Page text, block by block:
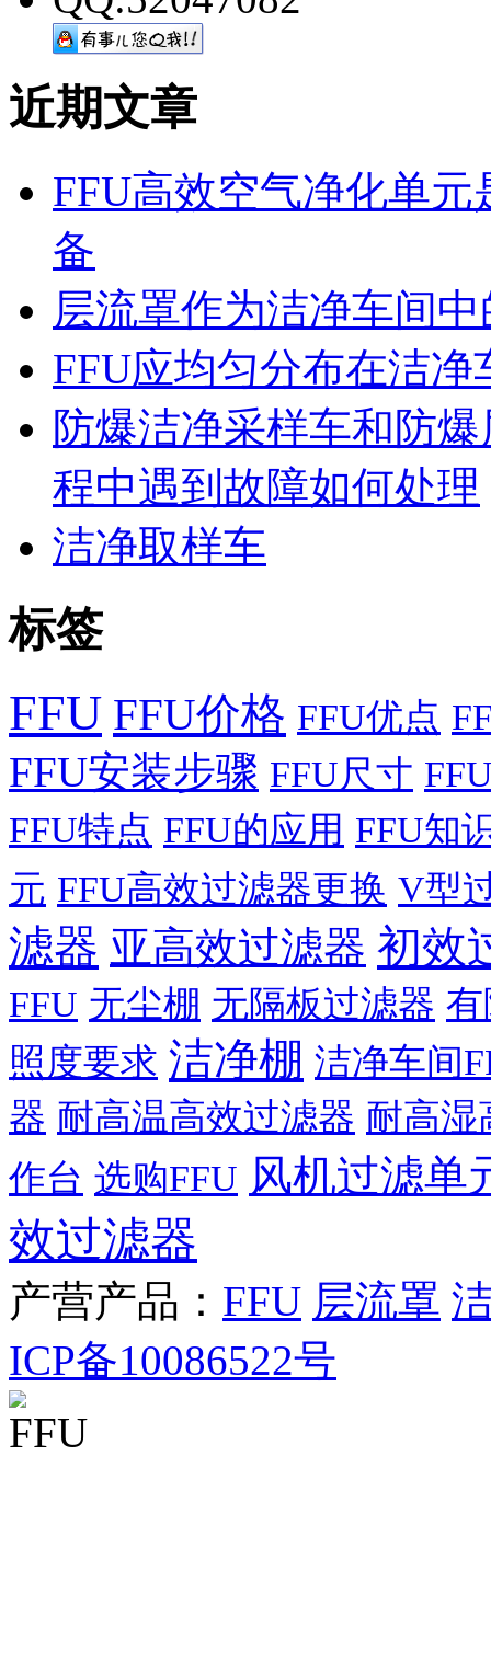
近期文章
FFU高效空气净化单
备
层流罩作为洁净车间
FFU应均匀分布在洁
防爆洁净采样车和防
程中遇到故障如何处理
洁净取样车
标签
FFU FFU价格 FFU优点
FFU安装步骤 FFU尺寸
FFU特点 FFU的应用 FFU知
元 FFU高效过滤器更换 V型
滤器 亚高效过滤器 初效
FFU 无尘棚 无隔板过滤器
照度要求 洁净棚 洁净车间
器 耐高温高效过滤器 耐高湿
作台 选购FFU 风机过滤单
效过滤器
产营产品： FFU 层流罩
ICP备10086522号